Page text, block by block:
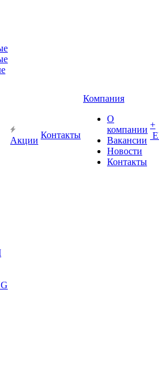
Акции
Контакты
Компания
О
компании
Вакансии
Новости
Контакты
+